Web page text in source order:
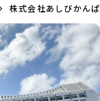
株式会社あしびかん